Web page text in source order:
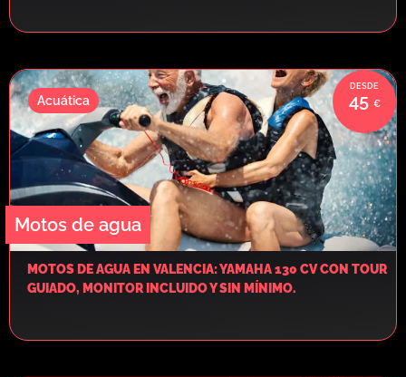
Motos de agua
45
Acuática
MOTOS DE AGUA EN VALENCIA: YAMAHA 130 CV CON TOUR
GUIADO, MONITOR INCLUIDO Y SIN MÍNIMO.